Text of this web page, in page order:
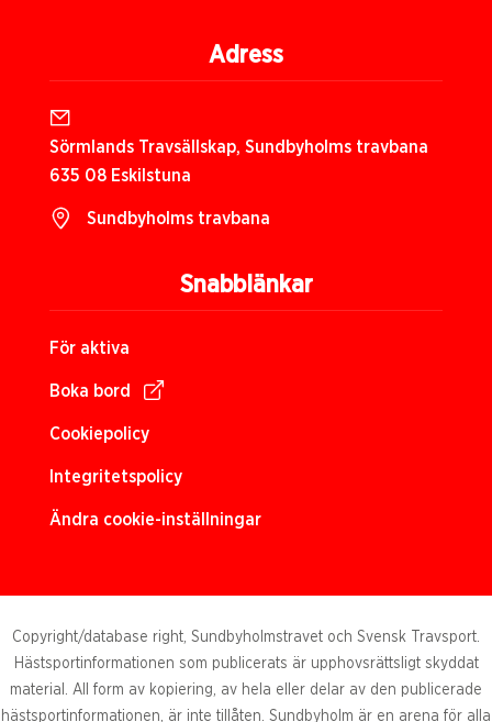
Snabblänkar
För aktiva
Boka bord
Cookiepolicy
Integritetspolicy
Ändra cookie-inställningar
Adress
Sörmlands Travsällskap, Sundbyholms travbana
635 08 Eskilstuna
Sundbyholms travbana
Copyright/database right, Sundbyholmstravet och Svensk Travsport.
Hästsportinformationen som publicerats är upphovsrättsligt skyddat
material. All form av kopiering, av hela eller delar av den publicerade
hästsportinformationen, är inte tillåten. Sundbyholm är en arena för alla